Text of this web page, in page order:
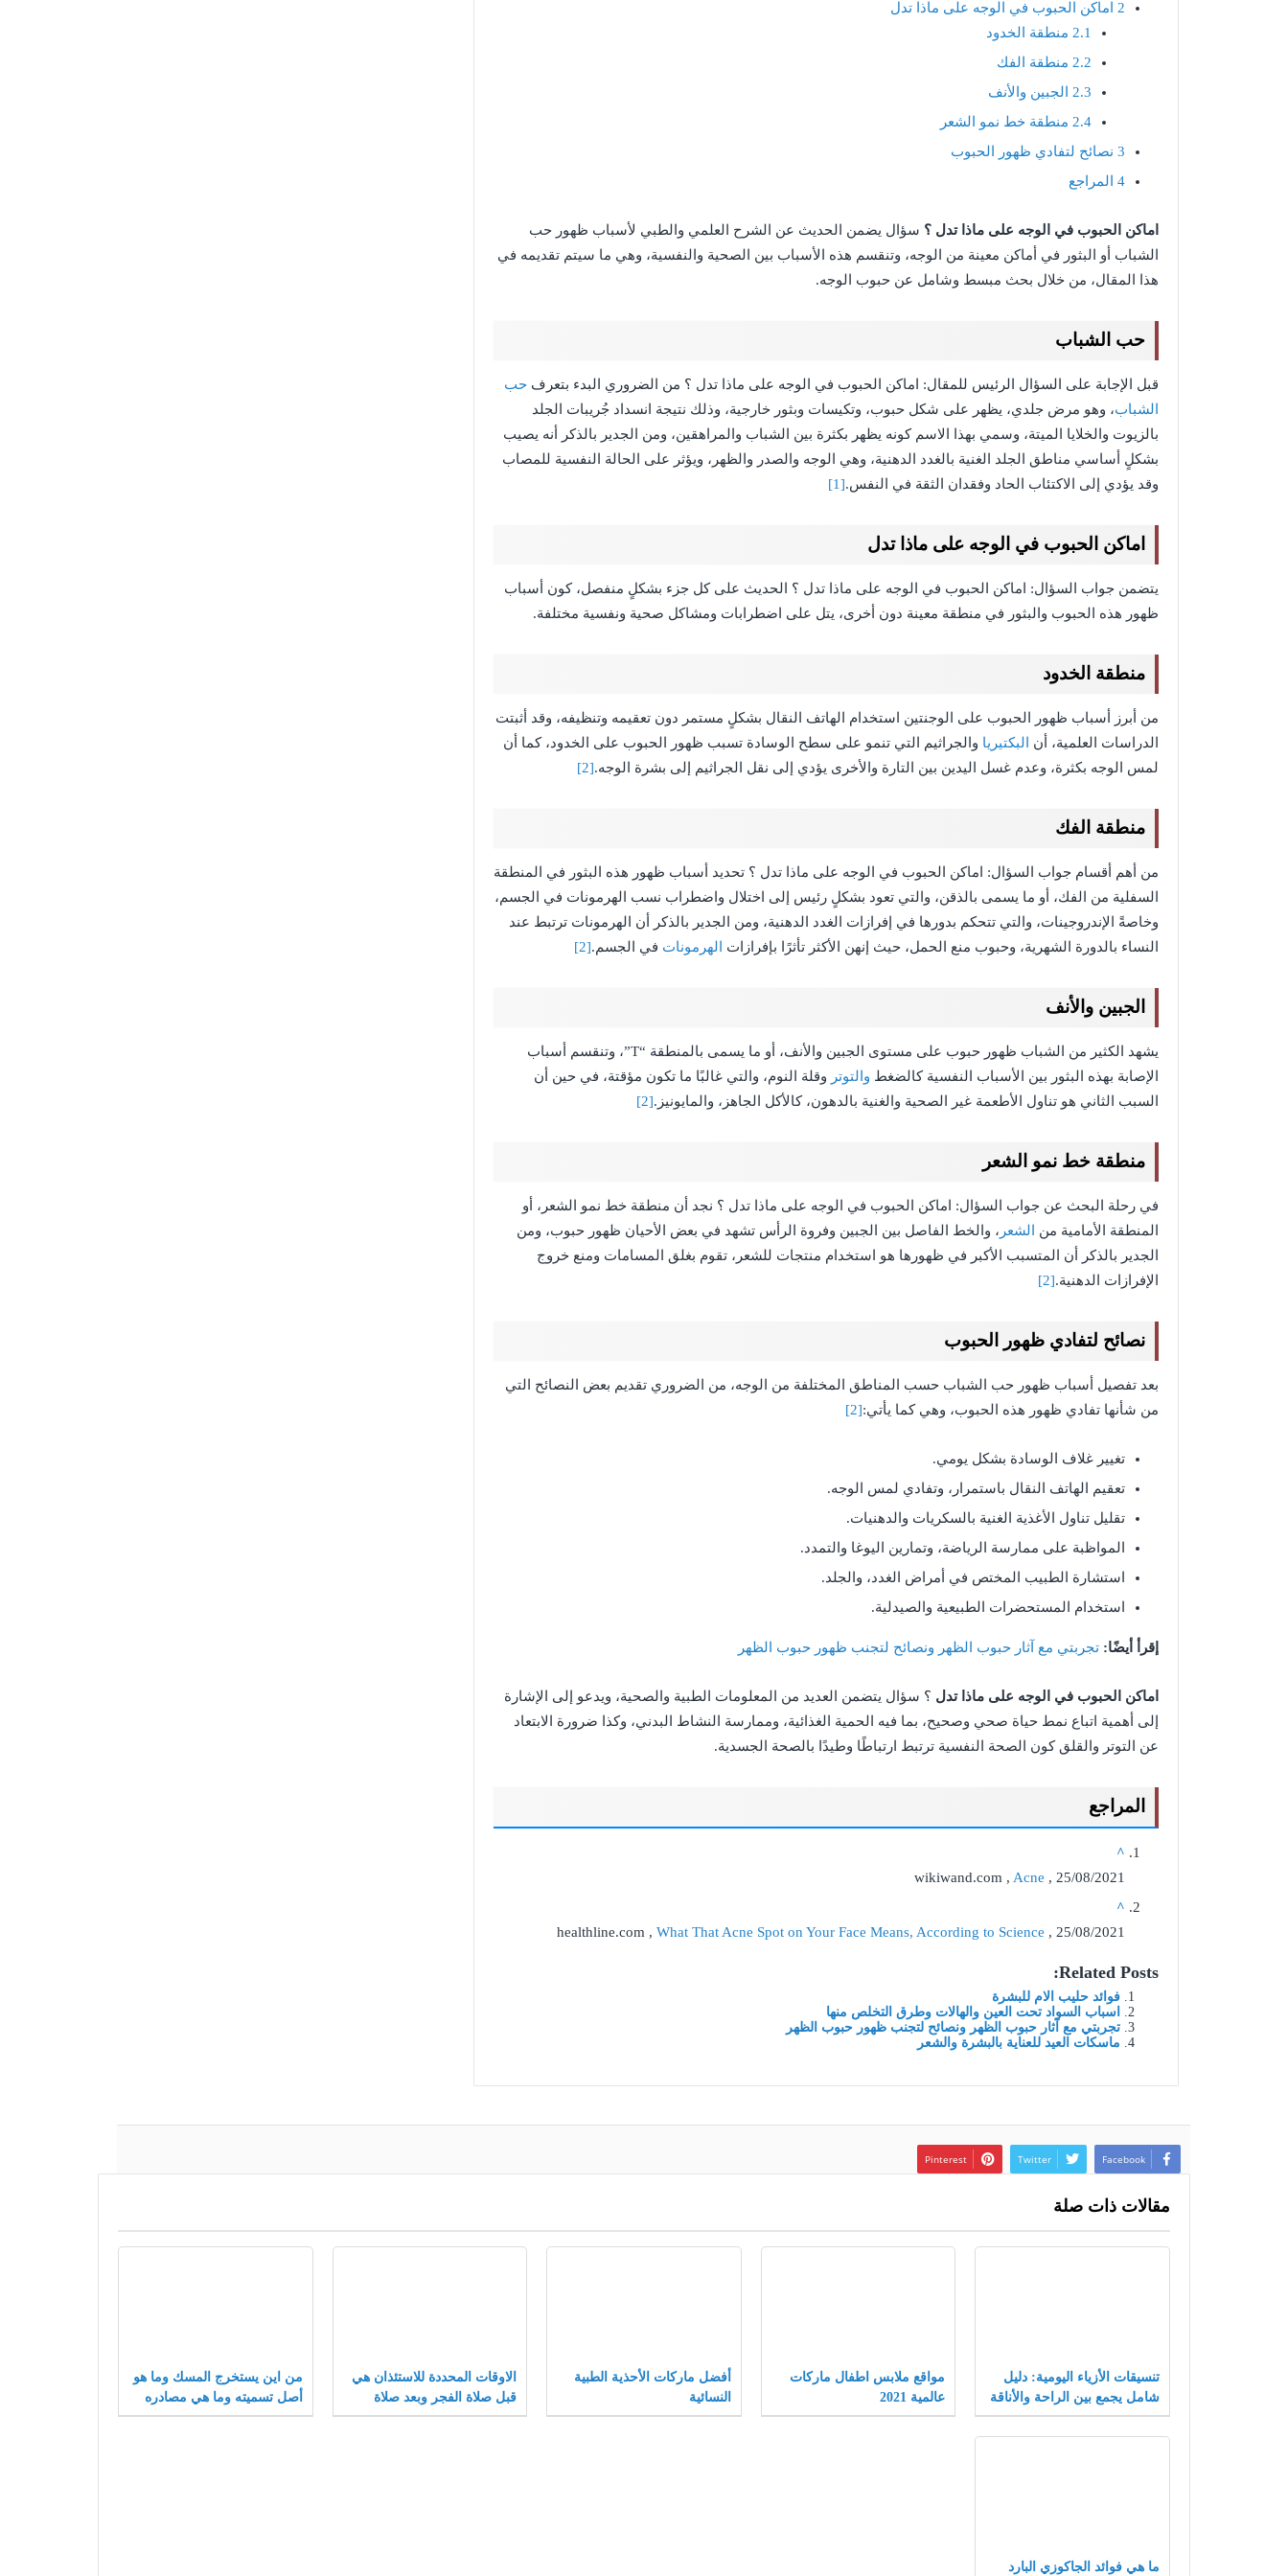
2 اماكن الحبوب في الوجه على ماذا تدل
2.1 منطقة الخدود
2.2 منطقة الفك
2.3 الجبين والأنف
2.4 منطقة خط نمو الشعر
3 نصائح لتفادي ظهور الحبوب
4 المراجع
اماكن الحبوب في الوجه على ماذا تدل ؟ سؤال يضمن الحديث عن الشرح العلمي والطبي لأسباب ظهور حب
الشباب أو البثور في أماكن معينة من الوجه، وتنقسم هذه الأسباب بين الصحية والنفسية، وهي ما سيتم تقديمه في
هذا المقال، من خلال بحث مبسط وشامل عن حبوب الوجه.
حب الشباب
قبل الإجابة على السؤال الرئيس للمقال: اماكن الحبوب في الوجه على ماذا تدل ؟ من الضروري البدء بتعرف حب
الشباب، وهو مرض جلدي، يظهر على شكل حبوب، وتكيسات وبثور خارجية، وذلك نتيجة انسداد جُريبات الجلد
بالزيوت والخلايا الميتة، وسمي بهذا الاسم كونه يظهر بكثرة بين الشباب والمراهقين، ومن الجدير بالذكر أنه يصيب
بشكلٍ أساسي مناطق الجلد الغنية بالغدد الدهنية، وهي الوجه والصدر والظهر، ويؤثر على الحالة النفسية للمصاب
وقد يؤدي إلى الاكتئاب الحاد وفقدان الثقة في النفس.[1]
اماكن الحبوب في الوجه على ماذا تدل
يتضمن جواب السؤال: اماكن الحبوب في الوجه على ماذا تدل ؟ الحديث على كل جزء بشكلٍ منفصل، كون أسباب
ظهور هذه الحبوب والبثور في منطقة معينة دون أخرى، يتل على اضطرابات ومشاكل صحية ونفسية مختلفة.
منطقة الخدود
من أبرز أسباب ظهور الحبوب على الوجنتين استخدام الهاتف النقال بشكلٍ مستمر دون تعقيمه وتنظيفه، وقد أثبتت
الدراسات العلمية، أن
البكتيريا والجراثيم التي تنمو على سطح الوسادة تسبب ظهور الحبوب على الخدود، كما أن
لمس الوجه بكثرة، وعدم غسل اليدين بين التارة والأخرى يؤدي إلى نقل الجراثيم إلى بشرة الوجه.[2]
منطقة الفك
من أهم أقسام جواب السؤال: اماكن الحبوب في الوجه على ماذا تدل ؟ تحديد أسباب ظهور هذه البثور في المنطقة
السفلية من الفك، أو ما يسمى بالذقن، والتي تعود بشكلٍ رئيس إلى اختلال واضطراب نسب الهرمونات في الجسم،
وخاصةً الإندروجينات، والتي تتحكم بدورها في إفرازات الغدد الدهنية، ومن الجدير بالذكر أن الهرمونات ترتبط عند
النساء بالدورة الشهرية، وحبوب منع الحمل، حيث إنهن الأكثر تأثرًا بإفرازات
الهرمونات في الجسم.[2]
الجبين والأنف
يشهد الكثير من الشباب ظهور حبوب على مستوى الجبين والأنف، أو ما يسمى بالمنطقة “T”، وتنقسم أسباب
الإصابة بهذه البثور بين الأسباب النفسية كالضغط والتوتر وقلة النوم، والتي غالبًا ما تكون مؤقتة، في حين أن
السبب الثاني هو تناول الأطعمة غير الصحية والغنية بالدهون، كالأكل الجاهز، والمايونيز.[2]
منطقة خط نمو الشعر
في رحلة البحث عن جواب السؤال: اماكن الحبوب في الوجه على ماذا تدل ؟ نجد أن منطقة خط نمو الشعر، أو
المنطقة الأمامية من
الشعر ، والخط الفاصل بين الجبين وفروة الرأس تشهد في بعض الأحيان ظهور حبوب، ومن
الجدير بالذكر أن المتسبب الأكبر في ظهورها هو استخدام منتجات للشعر، تقوم بغلق المسامات ومنع خروج
الإفرازات الدهنية.[2]
نصائح لتفادي ظهور الحبوب
بعد تفصيل أسباب ظهور حب الشباب حسب المناطق المختلفة من الوجه، من الضروري تقديم بعض النصائح التي
من شأنها تفادي ظهور هذه الحبوب، وهي كما يأتي:[2]
تغيير غلاف الوسادة بشكل يومي.
تعقيم الهاتف النقال باستمرار، وتفادي لمس الوجه.
تقليل تناول الأغذية الغنية بالسكريات والدهنيات.
المواظبة على ممارسة الرياضة، وتمارين اليوغا والتمدد.
استشارة الطبيب المختص في أمراض الغدد، والجلد.
استخدام المستحضرات الطبيعية والصيدلية.
إقرأ أيضًا: تجربتي مع آثار حبوب الظهر ونصائح لتجنب ظهور حبوب الظهر
اماكن الحبوب في الوجه على ماذا تدل ؟ سؤال يتضمن العديد من المعلومات الطبية والصحية، ويدعو إلى الإشارة
إلى أهمية اتباع نمط حياة صحي وصحيح، بما فيه الحمية الغذائية، وممارسة النشاط البدني، وكذا ضرورة الابتعاد
عن التوتر والقلق كون الصحة النفسية ترتبط ارتباطًا وطيدًا بالصحة الجسدية.
المراجع
^
wikiwand.com , Acne , 25/08/2021
^
healthline.com , What That Acne Spot on Your Face Means, According to Science , 25/08/2021
Related Posts:
فوائد حليب الام للبشرة
اسباب السواد تحت العين والهالات وطرق التخلص منها
تجربتي مع آثار حبوب الظهر ونصائح لتجنب ظهور حبوب الظهر
ماسكات العيد للعناية بالبشرة والشعر
Facebook
Twitter
Pinterest
مقالات ذات صلة
تنسيقات الأزياء اليومية: دليل
شامل يجمع بين الراحة والأناقة
لتجربة تسوق لا مثيل لها.
مواقع ملابس اطفال ماركات
عالمية 2021
أفضل ماركات الأحذية الطبية
النسائية
الاوقات المحددة للاستئذان هي
قبل صلاة الفجر وبعد صلاة
من اين يستخرج المسك وما هو
أصل تسميته وما هي مصادره
ما هي فوائد الجاكوزي البارد